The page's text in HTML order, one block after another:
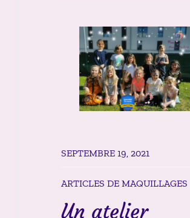
SEPTEMBRE 19, 2021
ARTICLES DE MAQUILLAGES
Un atelier